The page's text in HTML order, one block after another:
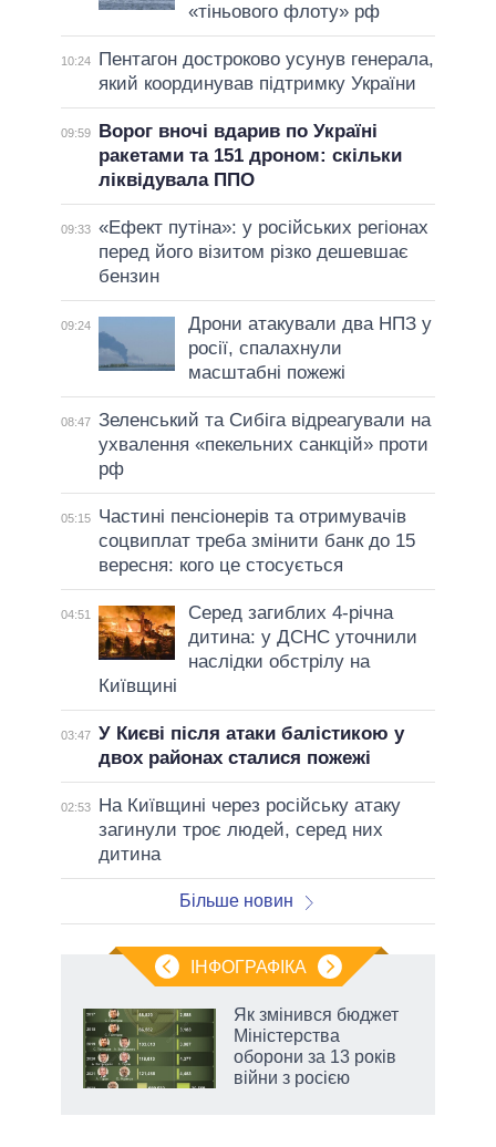
«тіньового флоту» рф
10:24
Пентагон достроково усунув генерала,
який координував підтримку України
09:59
Ворог вночі вдарив по Україні
ракетами та 151 дроном: скільки
ліквідувала ППО
09:33 «Ефект путіна»: у російських регіонах
перед його візитом різко дешевшає
бензин
09:24
Дрони атакували два НПЗ у
росії, спалахнули
масштабні пожежі
08:47 Зеленський та Сибіга відреагували на
ухвалення «пекельних санкцій» проти
рф
05:15
Частині пенсіонерів та отримувачів
соцвиплат треба змінити банк до 15
вересня: кого це стосується
04:51
Серед загиблих 4-річна
дитина: у ДСНС уточнили
наслідки обстрілу на
Київщині
03:47 У Києві після атаки балістикою у
двох районах сталися пожежі
02:53
На Київщині через російську атаку
загинули троє людей, серед них
дитина
Більше новин
ІНФОГРАФІКА
Як змінився бюджет
Міністерства
оборони за 13 років
війни з росією